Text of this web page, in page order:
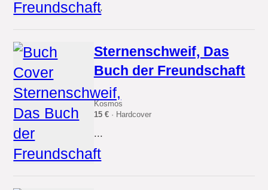
...
Sternenschweif, Das
Buch der Freundschaft
Kosmos
15 €· Hardcover
...